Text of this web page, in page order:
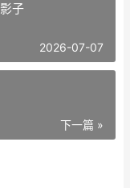
子
2026-07-07
下一篇 »